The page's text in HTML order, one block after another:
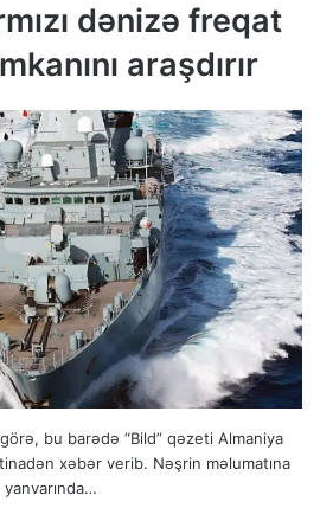
dənizə freqat
araşdırır
bu barədə “Bild” qəzeti Almaniya
xəbər verib. Nəşrin məlumatına